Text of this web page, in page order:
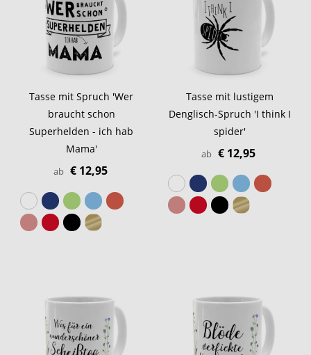
Tasse mit Spruch 'Wer
braucht schon
Superhelden - ich hab
Mama'
ab € 12,95
Tasse mit lustigem
Denglisch-Spruch 'I think I
spider'
ab € 12,95